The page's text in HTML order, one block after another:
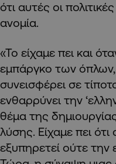
ότι αυτές οι
ανομία.
«Το είχαμε πει και
εμπάργκο των όπλων,
συνεισφέρει σε
ενθαρρύνει την
θέμα της
λύσης. Είχαμε πει
εξυπηρετεί ούτε την